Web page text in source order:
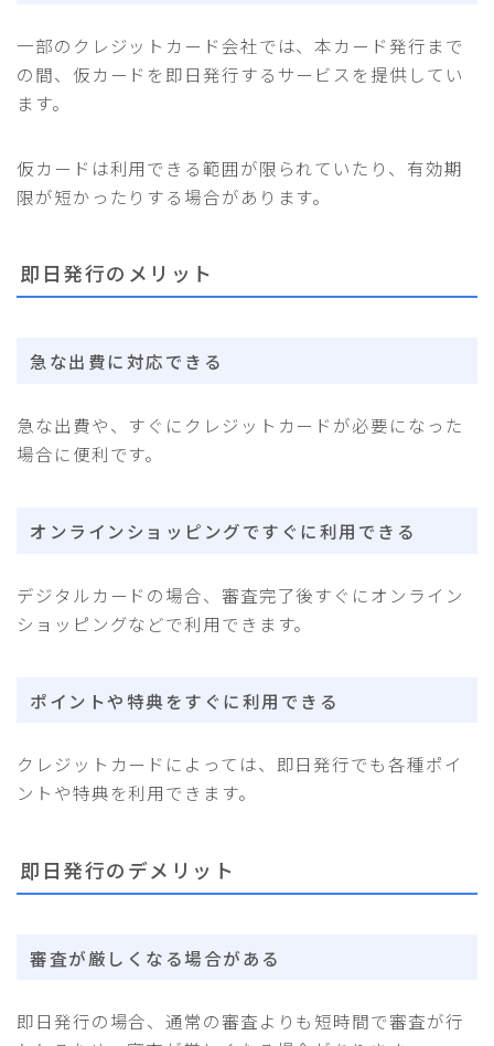
一部のクレジットカード会社では、本カード発行まで
の間、仮カードを即日発行するサービスを提供してい
ます。
仮カードは利用できる範囲が限られていたり、有効期
限が短かったりする場合があります。
即日発行のメリット
急な出費に対応できる
急な出費や、すぐにクレジットカードが必要になった
場合に便利です。
オンラインショッピングですぐに利用できる
デジタルカードの場合、審査完了後すぐにオンライン
ショッピングなどで利用できます。
ポイントや特典をすぐに利用できる
クレジットカードによっては、即日発行でも各種ポイ
ントや特典を利用できます。
即日発行のデメリット
審査が厳しくなる場合がある
即日発行の場合、通常の審査よりも短時間で審査が行